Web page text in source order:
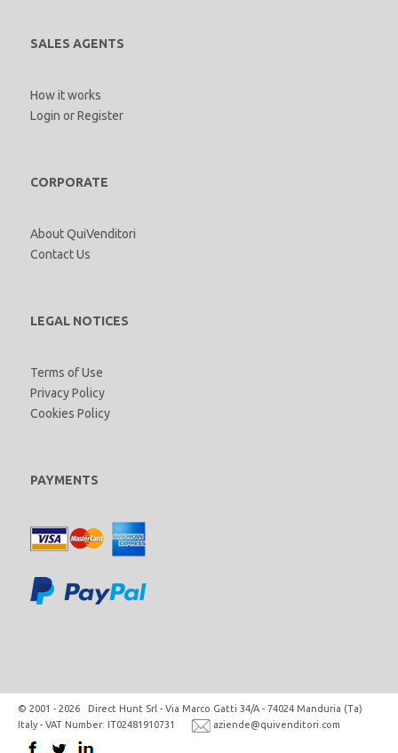
SALES AGENTS
How it works
Login orRegister
CORPORATE
About QuiVenditori
Contact Us
LEGAL NOTICES
Terms of Use
Privacy Policy
Cookies Policy
PAYMENTS
© 2001 - 2026 Direct Hunt Srl - Via Marco Gatti 34/A - 74024 Manduria (Ta)
Italy - VAT Number: IT02481910731
aziende@quivenditori.com